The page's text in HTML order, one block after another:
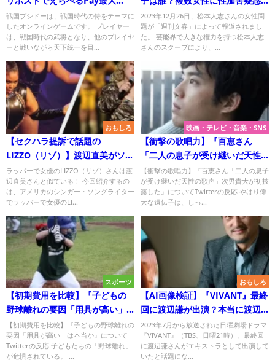
10,000円分その場で当たる！
戦国ブシドーは、戦国時代の侍をテーマに
したオンラインゲームです。 プレイヤー
は、戦国時代の武将となり、他のプレイヤ
ーと戦いながら天下統一を目...
で炎上！
2023年12月26日、松本人志さんの女性問
題が「週刊文春」によって報道されまし
た。 芸能界で大きな権力を持つ松本人志
さんのスクープにより、...
おもしろ
【セクハラ提訴で話題の
LIZZO（リゾ）】渡辺直美がソッ
クリ・・リゾが先なの？渡辺直
美が先なの？2人について比べて
みました！
ラッパーで女優のLIZZO（リゾ）さんは渡
辺直美さんと似ている！ 今回紹介するの
は、アメリカのシンガー・ソングライター
でラッパーで女優のLI...
映画・テレビ・音楽・SNS
【衝撃の歌唱力】『百恵さん
「二人の息子が受け継いだ天性
の歌声」次男貴大が初披露し
た』についてTwitterの反応
【衝撃の歌唱力】『百恵さん「二人の息子
が受け継いだ天性の歌声」次男貴大が初披
露した』についてTwitterの反応 やはり偉
大な遺伝子は、しっ...
スポーツ
【初期費用を比較】『子どもの
野球離れの要因「用具が高い」
は本当か』についてTwitterの反
応
【初期費用を比較】『子どもの野球離れの
要因「用具が高い」は本当か』について
Twitterの反応 子どもたちの「野球離れ」
が危惧されている。 ...
おもしろ
【AI画像検証】『VIVANT』最終
回に渡辺謙が出演？本当に渡辺
謙か？渡辺謙だと噂された理
由！
2023年7月から放送された日曜劇場ドラマ
『VIVANT』（TBS、日曜21時）、最終回
に渡辺謙さんがエキストラとして出演して
いたと話題にな...